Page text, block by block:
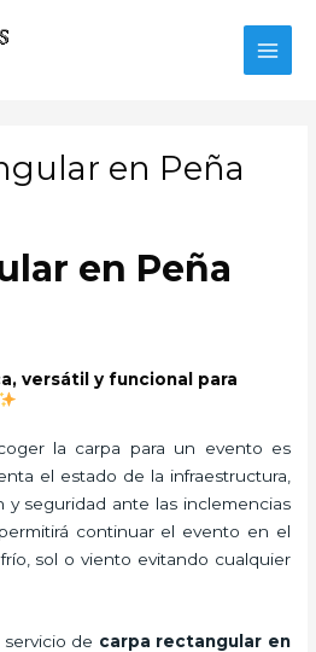
en Peña
en Peña
versátil y funcional para
la carpa para un evento es
el estado de la infraestructura,
seguridad ante las inclemencias
continuar el evento en el
sol o viento evitando cualquier
de carpa rectangular en